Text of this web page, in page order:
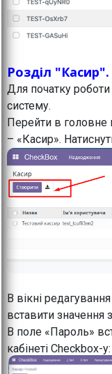
Розділ "Касир".
Для початку
систему.
Перейти в головне
– «Касир».
В вікні
вставити значення
В поле «Пароль»
кабінеті Checkbox-у: